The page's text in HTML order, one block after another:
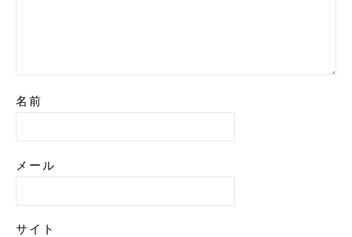
名前
メール
サイト